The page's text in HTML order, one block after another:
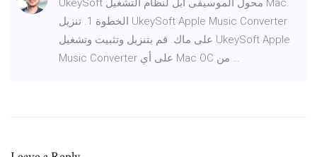
UkeySoft محول الموسيقى أبل لنظام التشغيل Mac.
الخطوة 1. تنزيل UkeySoft Apple Music Converter
على ماك. قم بتنزيل وتثبيت وتشغيل UkeySoft Apple
Music Converter على أي Mac OC من …